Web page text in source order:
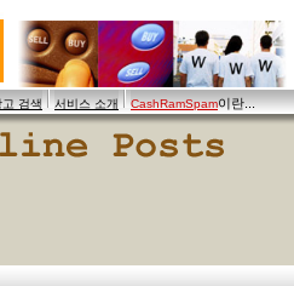
검색 서비스 소개 CashRamSpam이란...